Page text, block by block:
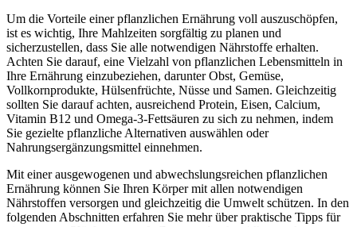
Um die Vorteile einer pflanzlichen Ernährung voll auszuschöpfen,
ist es wichtig, Ihre Mahlzeiten sorgfältig zu planen und
sicherzustellen, dass Sie alle notwendigen Nährstoffe erhalten.
Achten Sie darauf, eine Vielzahl von pflanzlichen Lebensmitteln in
Ihre Ernährung einzubeziehen, darunter Obst, Gemüse,
Vollkornprodukte, Hülsenfrüchte, Nüsse und Samen. Gleichzeitig
sollten Sie darauf achten, ausreichend Protein, Eisen, Calcium,
Vitamin B12 und Omega-3-Fettsäuren zu sich zu nehmen, indem
Sie gezielte pflanzliche Alternativen auswählen oder
Nahrungsergänzungsmittel einnehmen.
Mit einer ausgewogenen und abwechslungsreichen pflanzlichen
Ernährung können Sie Ihren Körper mit allen notwendigen
Nährstoffen versorgen und gleichzeitig die Umwelt schützen. In den
folgenden Abschnitten erfahren Sie mehr über praktische Tipps für